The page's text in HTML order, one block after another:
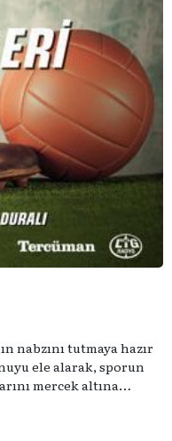
nabzını tutmaya hazır
ele alarak, sporun
mercek altına